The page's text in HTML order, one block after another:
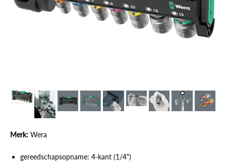
Merk: Wera
gereedschapsopname: 4-kant (1/4")